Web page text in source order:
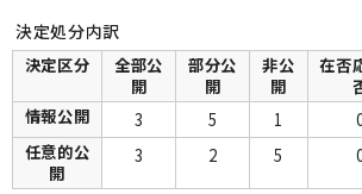
決定処分内訳
決定区分
全部公
開
部分公
開
非公
開
在否
情報公開
3 5 1
任意的公
開
3 2 5